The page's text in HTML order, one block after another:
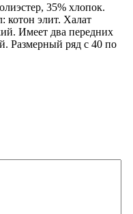
35% хлопок.
котон элит. Халат
Имеет два передних
Размерный ряд с 40 по